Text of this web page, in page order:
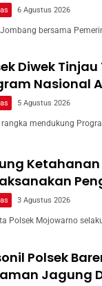
6 Agustus 2026
bersama
Diwek
Nasional
5 Agustus 2026
rangka mendukung
3 Agustus 2026
Polsek Mojowarno
Polsek
Jagung